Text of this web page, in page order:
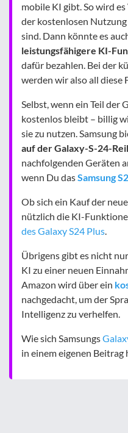
mobile KI gibt. So wird
der kostenlosen
sind. Dann könnte es
leistungsfähigere KI-
dafür bezahlen. Bei der
werden wir also all diese
Selbst, wenn ein Teil der
kostenlos bleibt – billig
sie zu nutzen. Samsung
auf der Galaxy-S-24-
nachfolgenden Geräten
wenn Du dasSamsung
Ob sich ein Kauf der
nützlich die KI-
des Galaxy S24 Plus.
Übrigens gibt es nicht
KI zu einer neuen
Amazon wird über ein
nachgedacht, um der
Intelligenz zu verhelfen.
Wie sich Samsungs
in einem eigenen Beitrag